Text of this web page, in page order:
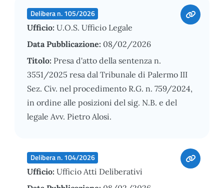
Delibera n. 105/2026
Ufficio: U.O.S. Ufficio Legale
Data Pubblicazione: 08/02/2026
Titolo: Presa d'atto della sentenza n.
3551/2025 resa dal Tribunale di Palermo III
Sez. Civ. nel procedimento R.G. n. 759/2024,
in ordine alle posizioni del sig. N.B. e del
legale Avv. Pietro Alosi.
Delibera n. 104/2026
Ufficio: Ufficio Atti Deliberativi